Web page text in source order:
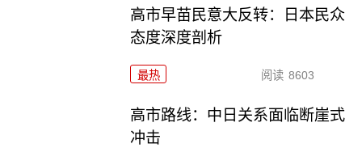
高市早苗民意大反转：日本民众
态度深度剖析
最热 阅读 8603
高市路线：中日关系面临断崖式
冲击